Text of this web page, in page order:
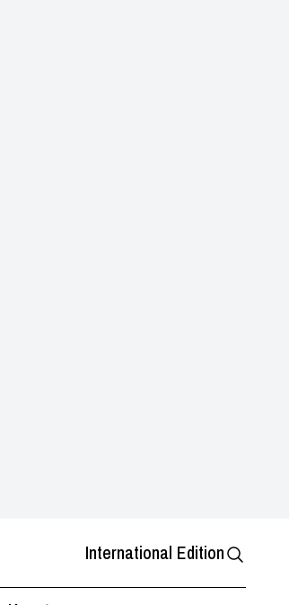
International Edition